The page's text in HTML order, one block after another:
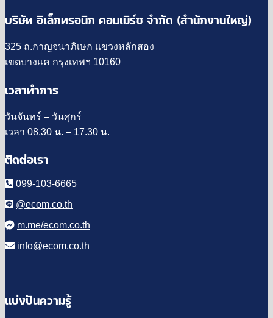
บริษัท อิเล็กทรอนิก คอมเมิร์ซ จำกัด (สำนักงานใหญ่)
325 ถ.กาญจนาภิเษก แขวงหลักสอง
เขตบางแค กรุงเทพฯ 10160
เวลาทำการ
วันจันทร์ – วันศุกร์
เวลา 08.30 น. – 17.30 น.
ติดต่อเรา
099-103-6665
@ecom.co.th
m.me/ecom.co.th
info@ecom.co.th
แบ่งปันความรู้